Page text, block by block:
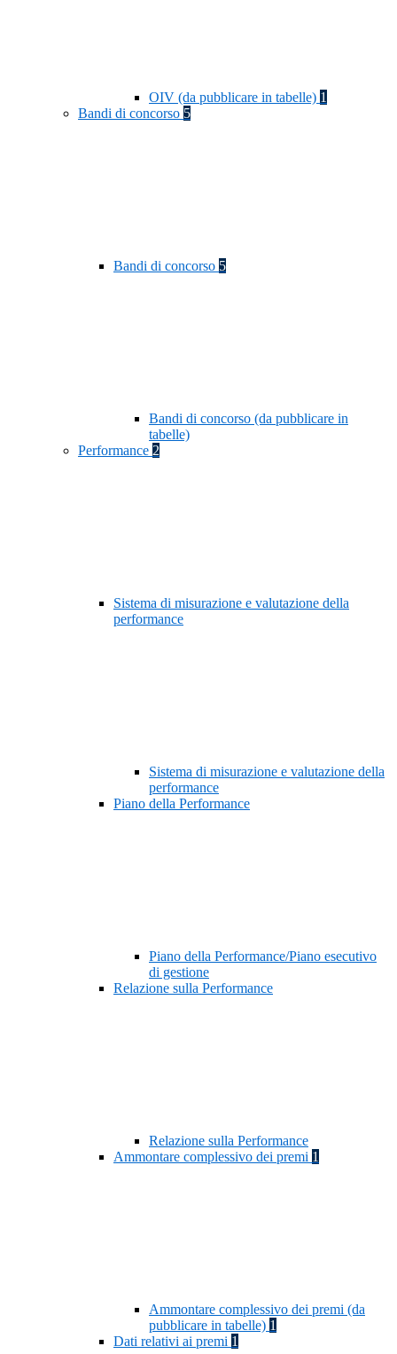
OIV (da pubblicare in tabelle) 1
Bandi di concorso 5
Bandi di concorso 5
Bandi di concorso (da pubblicare in
tabelle)
Performance 2
Sistema di misurazione e valutazione della
performance
Sistema di misurazione e valutazione della
performance
Piano della Performance
Piano della Performance/Piano esecutivo
di gestione
Relazione sulla Performance
Relazione sulla Performance
Ammontare complessivo dei premi 1
Ammontare complessivo dei premi (da
pubblicare in tabelle) 1
Dati relativi ai premi 1